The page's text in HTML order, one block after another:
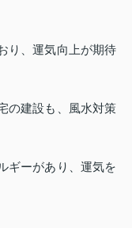
り、運気向上が期待
の建設も、風水対策
ギーがあり、運気を